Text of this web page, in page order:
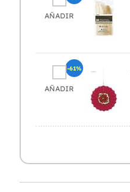
AÑADIR
AÑADIR
-61%